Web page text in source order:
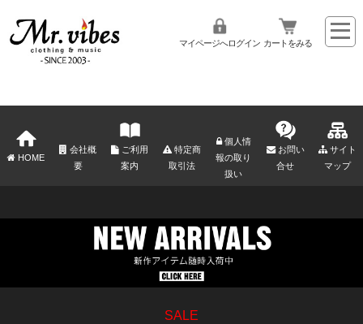
マイページへログイン カートをみる
HOME
会社概
要
ご利用
案内
特定商
取引法
個人情
報の取り
扱い
お問い
合せ
サイト
マップ
SALE